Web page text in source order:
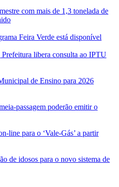
com mais de 1,3 tonelada de
Feira Verde está disponível
Prefeitura libera consulta ao IPTU
de Ensino para 2026
passagem poderão emitir o
line para o ‘Vale-Gás’ a partir
de idosos para o novo sistema de